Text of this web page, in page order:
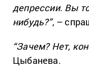
депрессии. Вы
нибудь?”, –
“Зачем? Нет,
Цыбанева.